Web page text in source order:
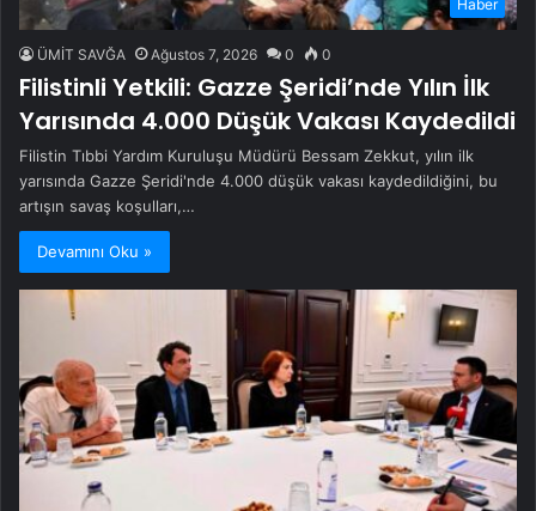
Haber
ÜMİT SAVĞA Ağustos 7, 2026 0 0
Filistinli Yetkili: Gazze Şeridi’nde Yılın İlk
Yarısında 4.000 Düşük Vakası Kaydedildi
Filistin Tıbbi Yardım Kuruluşu Müdürü Bessam Zekkut, yılın ilk
yarısında Gazze Şeridi'nde 4.000 düşük vakası kaydedildiğini, bu
artışın savaş koşulları,…
Devamını Oku »